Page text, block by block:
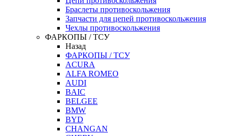
Браслеты противоскольжения
Запчасти для цепей противоскольжения
Чехлы противоскольжения
ФАРКОПЫ / ТСУ
Назад
ФАРКОПЫ / ТСУ
ACURA
ALFA ROMEO
AUDI
BAIC
BELGEE
BMW
BYD
CHANGAN